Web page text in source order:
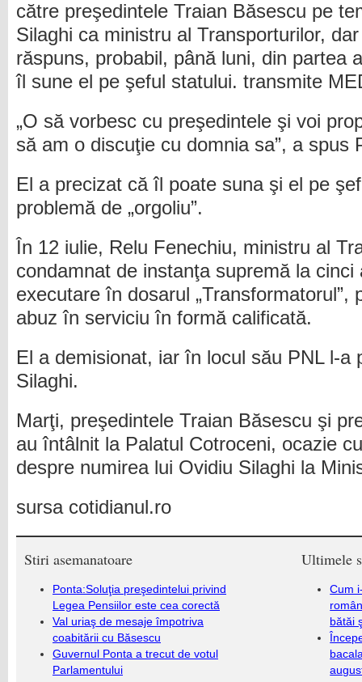
către preşedintele Traian Băsescu pe
Silaghi ca ministru al Transporturilor,
răspuns, probabil, până luni, din partea
îl sune el pe şeful statului. transmite
„O să vorbesc cu preşedintele şi voi
să am o discuţie cu domnia sa”, a spus
El a precizat că îl poate suna şi el pe
problemă de „orgoliu”.
În 12 iulie, Relu Fenechiu, ministru al
condamnat de instanţa supremă la
executare în dosarul „Transformatorul”,
abuz în serviciu în formă calificată.
El a demisionat, iar în locul său PNL l-a
Silaghi.
Marţi, preşedintele Traian Băsescu şi
au întâlnit la Palatul Cotroceni, ocazie
despre numirea lui Ovidiu Silaghi la
sursa cotidianul.ro
Stiri asemanatoare
Ponta:Soluţia preşedintelui privind
Legea Pensiilor este cea corectă
Val uriaş de mesaje împotriva
coabitării cu Băsescu
Guvernul Ponta a trecut de votul
Parlamentului
Ultimele
Cum
bătăi